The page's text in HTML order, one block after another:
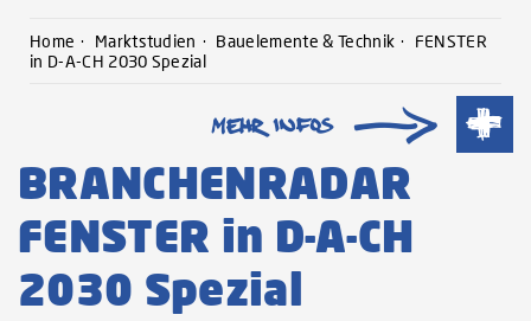
Home Marktstudien Bauelemente & Technik
FENSTER
in D-A-CH 2030 Spezial
BRANCHENRADAR
FENSTER in D-A-CH
2030 Spezial